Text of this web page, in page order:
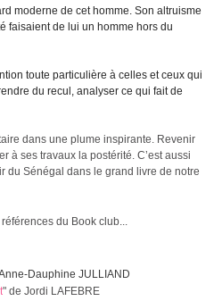
moderne de cet homme. Son altruisme
faisaient de lui un homme hors du
toute particulière à celles et ceux qui
du recul, analyser ce qui fait de
dans une plume inspirante. Revenir
à ses travaux la postérité. C’est aussi
du Sénégal dans le grand livre de notre
du Book club...
Dauphine JULLIAND
" de Jordi LAFEBRE